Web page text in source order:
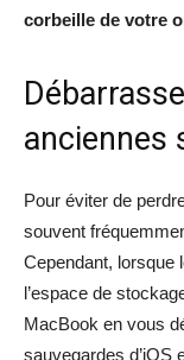
corbeille de votre
anciennes
Pour éviter de
souvent
Cependant, lorsque
l’espace de
MacBook en vous
sauvegardes d’iOS